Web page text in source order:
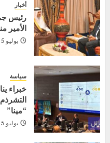
أخبار
رئيس
الأمير
يوليو 25, 2026
سياسة
خبراء
“مينا”
يوليو 15, 2026